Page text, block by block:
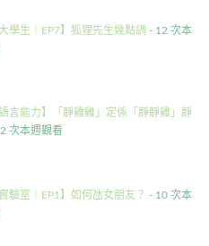
學生｜EP7】狐狸先生幾點訓 - 12 次本
語言能力】「靜雞雞」定係「靜靜雞」靜
次本週觀看
驗室｜EP1】如何氹女朋友？ - 10 次本